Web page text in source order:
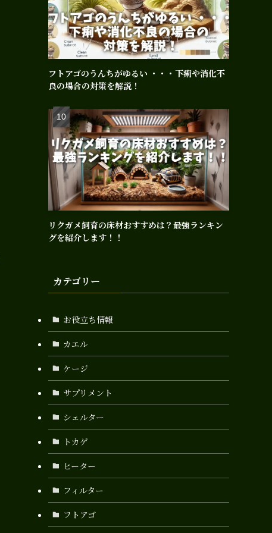
フトアゴのうんちがゆるい ・・・下痢や消化不
良の場合の対策を解説！
リクガメ飼育の床材おすすめは？最強ランキン
グを紹介します！！
カテゴリー
お役立ち情報
カエル
ケージ
サプリメント
シェルター
トカゲ
ヒーター
フィルター
フトアゴ